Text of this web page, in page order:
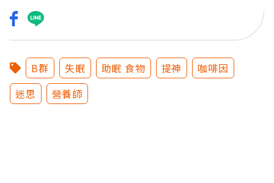
B群 失眠 助眠 食物 提神
咖啡因
迷思
營養師